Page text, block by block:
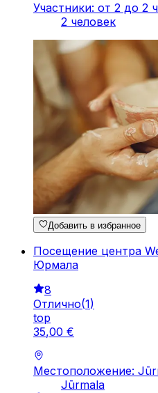
Участники: от 2 до 2
2 человек
Добавить в избранное
Посещение центра
Юрмала
8
Отлично(1)
top
35,00 €
Местоположение:
Jūrmala